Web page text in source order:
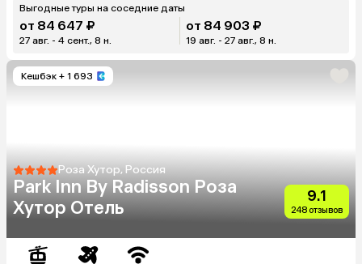
Выгодные туры на соседние даты
от 84 647 ₽
27 авг. - 4 сент., 8 н.
от 84 903 ₽
19 авг. - 27 авг., 8 н.
Кешбэк + 1 693
Роза Хутор, Россия
Park Inn By Radisson Роза
Хутор Отель
9.1
248 отзывов